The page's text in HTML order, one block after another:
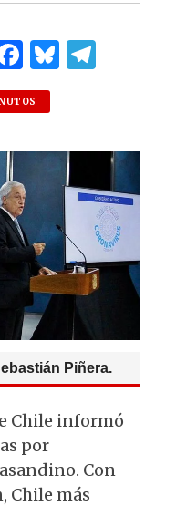
F
a
c
e
o
o
k
B
k
y
g
ra
m
Piñera.
Chile informó
por
Con
Chile más